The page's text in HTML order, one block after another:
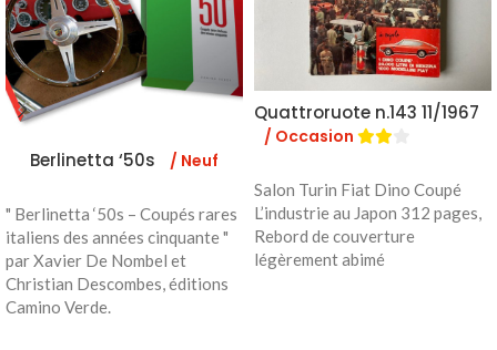
Berlinetta ‘50s / Neuf
" Berlinetta ‘50s – Coupés rares
italiens des années cinquante "
par Xavier De Nombel et
Christian Descombes, éditions
Camino Verde.
Quattroruote n.143 11/1967
/ Occasion
Salon Turin Fiat Dino Coupé
L’industrie au Japon 312 pages,
Rebord de couverture
légèrement abimé